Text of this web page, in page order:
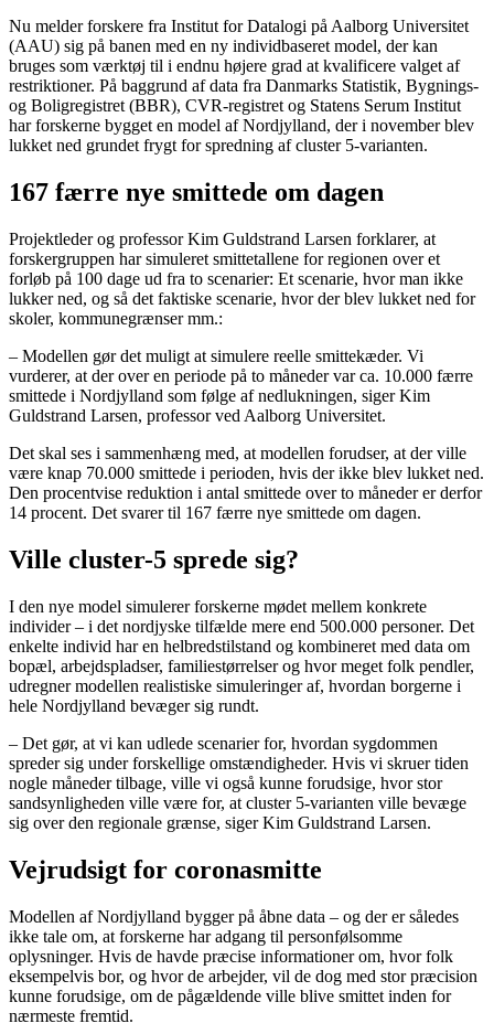
Nu melder forskere fra Institut for Datalogi på Aalborg Universitet
(AAU) sig på banen med en ny individbaseret model, der kan
bruges som værktøj til i endnu højere grad at kvalificere valget af
restriktioner. På baggrund af data fra Danmarks Statistik, Bygnings-
og Boligregistret (BBR), CVR-registret og Statens Serum Institut
har forskerne bygget en model af Nordjylland, der i november blev
lukket ned grundet frygt for spredning af cluster 5-varianten.
167 færre nye smittede om dagen
Projektleder og professor Kim Guldstrand Larsen forklarer, at
forskergruppen har simuleret smittetallene for regionen over et
forløb på 100 dage ud fra to scenarier: Et scenarie, hvor man ikke
lukker ned, og så det faktiske scenarie, hvor der blev lukket ned for
skoler, kommunegrænser mm.:
– Modellen gør det muligt at simulere reelle smittekæder. Vi
vurderer, at der over en periode på to måneder var ca. 10.000 færre
smittede i Nordjylland som følge af nedlukningen, siger Kim
Guldstrand Larsen, professor ved Aalborg Universitet.
Det skal ses i sammenhæng med, at modellen forudser, at der ville
være knap 70.000 smittede i perioden, hvis der ikke blev lukket ned.
Den procentvise reduktion i antal smittede over to måneder er derfor
14 procent. Det svarer til 167 færre nye smittede om dagen.
Ville cluster-5 sprede sig?
I den nye model simulerer forskerne mødet mellem konkrete
individer – i det nordjyske tilfælde mere end 500.000 personer. Det
enkelte individ har en helbredstilstand og kombineret med data om
bopæl, arbejdspladser, familiestørrelser og hvor meget folk pendler,
udregner modellen realistiske simuleringer af, hvordan borgerne i
hele Nordjylland bevæger sig rundt.
– Det gør, at vi kan udlede scenarier for, hvordan sygdommen
spreder sig under forskellige omstændigheder. Hvis vi skruer tiden
nogle måneder tilbage, ville vi også kunne forudsige, hvor stor
sandsynligheden ville være for, at cluster 5-varianten ville bevæge
sig over den regionale grænse, siger Kim Guldstrand Larsen.
Vejrudsigt for coronasmitte
Modellen af Nordjylland bygger på åbne data – og der er således
ikke tale om, at forskerne har adgang til personfølsomme
oplysninger. Hvis de havde præcise informationer om, hvor folk
eksempelvis bor, og hvor de arbejder, vil de dog med stor præcision
kunne forudsige, om de pågældende ville blive smittet inden for
nærmeste fremtid.